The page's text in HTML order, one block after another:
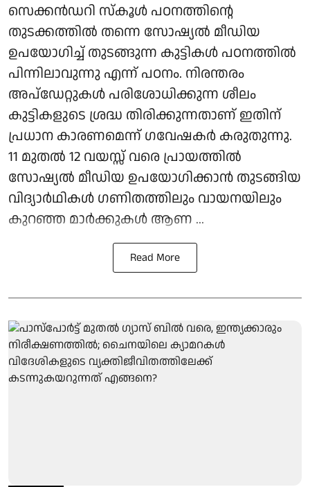
സെക്കന്‍ഡറി സ്‌കൂള്‍ പഠനത്തിന്റെ
തുടക്കത്തില്‍ തന്നെ സോഷ്യല്‍ മീഡിയ
ഉപയോഗിച്ച് തുടങ്ങുന്ന കുട്ടികള്‍ പഠനത്തില്‍
പിന്നിലാവുന്നു എന്ന് പഠനം. നിരന്തരം
അപ്ഡേറ്റുകള്‍ പരിശോധിക്കുന്ന ശീലം
കുട്ടികളുടെ ശ്രദ്ധ തിരിക്കുന്നതാണ് ഇതിന്
പ്രധാന കാരണമെന്ന് ഗവേഷകര്‍ കരുതുന്നു.
11 മുതല്‍ 12 വയസ്സ് വരെ പ്രായത്തില്‍
സോഷ്യല്‍ മീഡിയ ഉപയോഗിക്കാന്‍ തുടങ്ങിയ
വിദ്യാര്‍ഥികള്‍ ഗണിതത്തിലും വായനയിലും
കുറഞ്ഞ മാര്‍ക്കുകള്‍ ആണ ...
Read More